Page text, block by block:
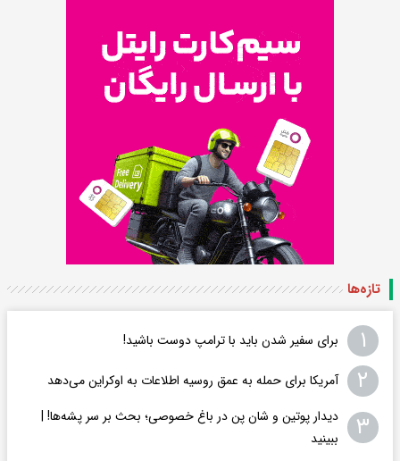
تازه‌ها
۱ برای سفیر شدن باید با ترامپ دوست باشید!
۲ آمریکا برای حمله به عمق روسیه اطلاعات به اوکراین می‌دهد
۳
دیدار پوتین و شان پن در باغ خصوصی؛ بحث بر سر پشه‌ها! |
ببینید